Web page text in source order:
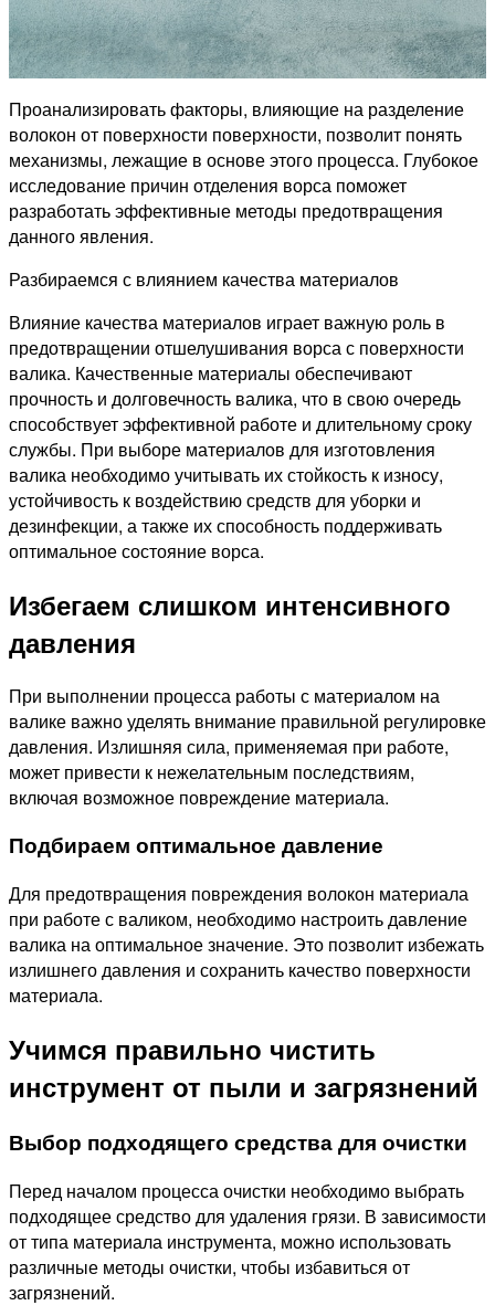
Проанализировать факторы, влияющие на разделение
волокон от поверхности поверхности, позволит понять
механизмы, лежащие в основе этого процесса. Глубокое
исследование причин отделения ворса поможет
разработать эффективные методы предотвращения
данного явления.
Разбираемся с влиянием качества материалов
Влияние качества материалов играет важную роль в
предотвращении отшелушивания ворса с поверхности
валика. Качественные материалы обеспечивают
прочность и долговечность валика, что в свою очередь
способствует эффективной работе и длительному сроку
службы. При выборе материалов для изготовления
валика необходимо учитывать их стойкость к износу,
устойчивость к воздействию средств для уборки и
дезинфекции, а также их способность поддерживать
оптимальное состояние ворса.
Избегаем слишком интенсивного
давления
При выполнении процесса работы с материалом на
валике важно уделять внимание правильной регулировке
давления. Излишняя сила, применяемая при работе,
может привести к нежелательным последствиям,
включая возможное повреждение материала.
Подбираем оптимальное давление
Для предотвращения повреждения волокон материала
при работе с валиком, необходимо настроить давление
валика на оптимальное значение. Это позволит избежать
излишнего давления и сохранить качество поверхности
материала.
Учимся правильно чистить
инструмент от пыли и загрязнений
Выбор подходящего средства для очистки
Перед началом процесса очистки необходимо выбрать
подходящее средство для удаления грязи. В зависимости
от типа материала инструмента, можно использовать
различные методы очистки, чтобы избавиться от
загрязнений.